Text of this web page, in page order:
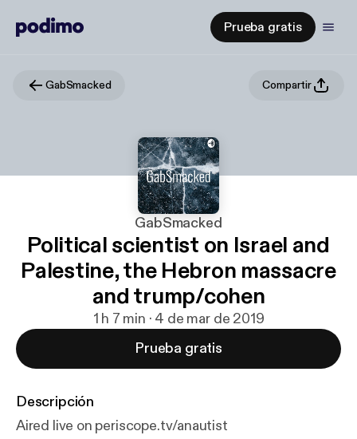
Prueba gratis
GabSmacked Compartir
GabSmacked
Political scientist on Israel and
Palestine, the Hebron massacre
and trump/cohen
1 h 7 min · 4 de mar de 2019
Prueba gratis
Descripción
Aired live on periscope.tv/anautist